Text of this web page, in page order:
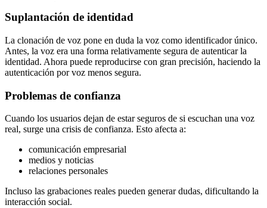
Suplantación de identidad
La clonación de voz pone en duda la voz como identificador único.
Antes, la voz era una forma relativamente segura de autenticar la
identidad. Ahora puede reproducirse con gran precisión, haciendo la
autenticación por voz menos segura.
Problemas de confianza
Cuando los usuarios dejan de estar seguros de si escuchan una voz
real, surge una crisis de confianza. Esto afecta a:
comunicación empresarial
medios y noticias
relaciones personales
Incluso las grabaciones reales pueden generar dudas, dificultando la
interacción social.